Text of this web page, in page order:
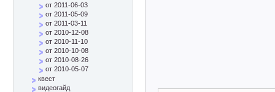
от 2011-06-03
от 2011-05-09
от 2011-03-11
от 2010-12-08
от 2010-11-10
от 2010-10-08
от 2010-08-26
от 2010-05-07
квест
видеогайд